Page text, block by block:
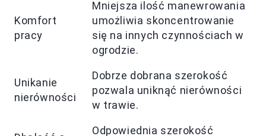
Komfort
pracy
Mniejsza ilość manewrowania
umożliwia skoncentrowanie
się na innych czynnościach w
ogrodzie.
Unikanie
nierówności
Dobrze dobrana szerokość
pozwala uniknąć nierówności
w trawie.
Odpowiednia szerokość